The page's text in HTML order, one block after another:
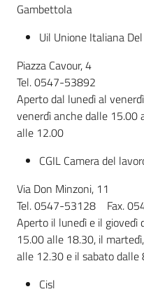
Gambettola
Uil Unione Italiana
Piazza Cavour, 4
Tel. 0547-53892
Aperto dal lunedì al
venerdì anche dalle 15.00
alle 12.00
CGIL Camera del
Via Don Minzoni, 11
Tel. 0547-53128 Fax.
Aperto il lunedì e il
15.00 alle 18.30, il
alle 12.30 e il sabato
Cisl